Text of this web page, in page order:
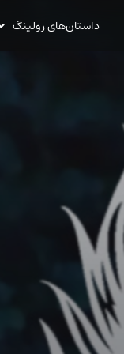
داستان‌های رولینگ